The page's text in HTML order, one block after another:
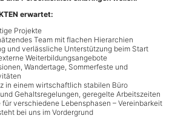
erwartet:
Projekte
Team mit flachen Hierarchien
und verlässliche Unterstützung beim Start
Weiterbildungsangebote
Wandertage, Sommerfeste und
in einem wirtschaftlich stabilen Büro
Gehaltsregelungen, geregelte Arbeitszeiten
verschiedene Lebensphasen – Vereinbarkeit
bei uns im Vordergrund